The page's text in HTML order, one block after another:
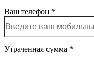
Ваш телефон *
Утраченная сумма *